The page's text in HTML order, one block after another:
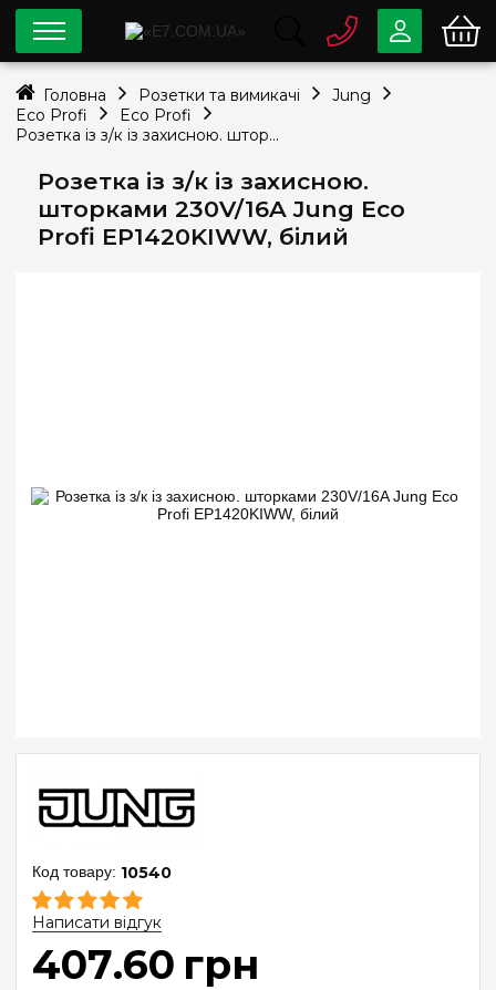
Розетка із з/к із захисною.
шторками 230V/16A Jung Eco
Profi EP1420KIWW, білий
10540
Написати відгук
407.60 грн
0 80033-63-07
Безкоштовно
044
Viber Telegram
Головна Розетки та вимикачі
Jung
Eco Profi
Eco Profi
Розетка із з/к із захисною. шторками 230V/16A Jung Eco Profi EP1420KIWW, білий